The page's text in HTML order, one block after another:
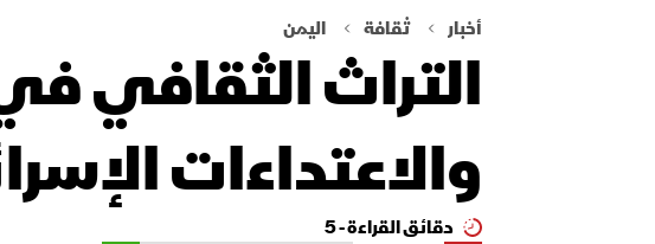
أخبار ثقافة اليمن
التراث الثقافي
والاعتداءات
دقائق القراءة - 5